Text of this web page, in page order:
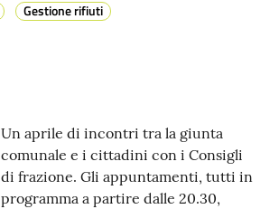
Gestione rifiuti
Un aprile di incontri tra la giunta
comunale e i cittadini con i Consigli
di frazione. Gli appuntamenti, tutti in
programma a partire dalle 20.30,